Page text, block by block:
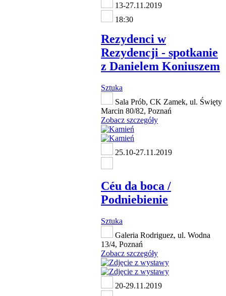
13-27.11.2019
18:30
Rezydenci w
Rezydencji - spotkanie
z Danielem Koniuszem
Sztuka
Sala Prób, CK Zamek, ul. Święty
Marcin 80/82, Poznań
Zobacz szczegóły
25.10-27.11.2019
Céu da boca /
Podniebienie
Sztuka
Galeria Rodriguez, ul. Wodna
13/4, Poznań
Zobacz szczegóły
20-29.11.2019